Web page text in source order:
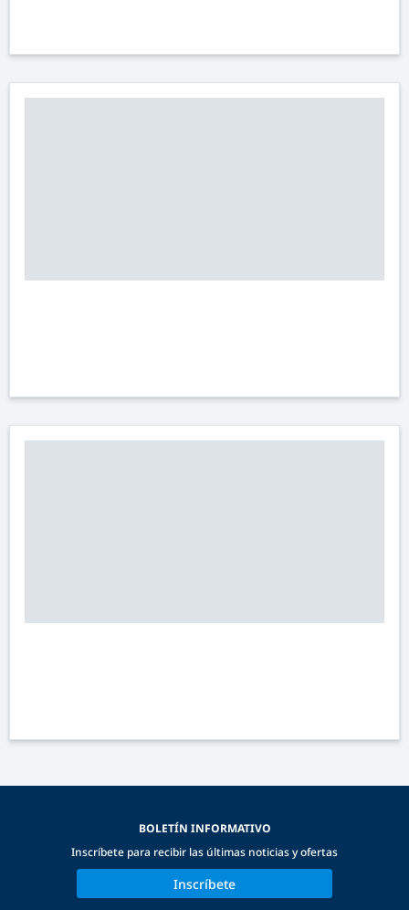
BOLETÍN INFORMATIVO
Inscríbete para recibir las últimas noticias y ofertas
Inscríbete